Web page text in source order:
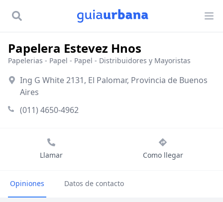
Papelera Estevez Hnos
Papelerias - Papel - Papel - Distribuidores y Mayoristas
Ing G White 2131, El Palomar, Provincia de Buenos
Aires
(011) 4650-4962
Llamar Como llegar
Opiniones Datos de contacto